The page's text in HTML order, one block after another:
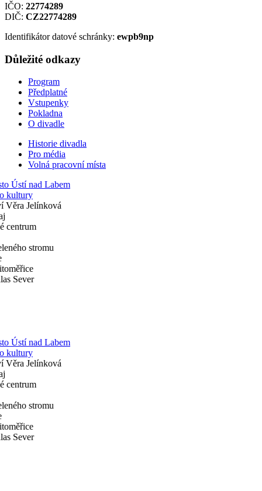
IČO: 22774289
DIČ: CZ22774289
Identifikátor datové schránky: ewpb9np
Důležité odkazy
Program
Předplatné
Vstupenky
Pokladna
O divadle
Historie divadla
Pro média
Volná pracovní místa